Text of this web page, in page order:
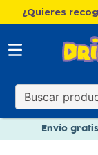
¿Quieres
Envío